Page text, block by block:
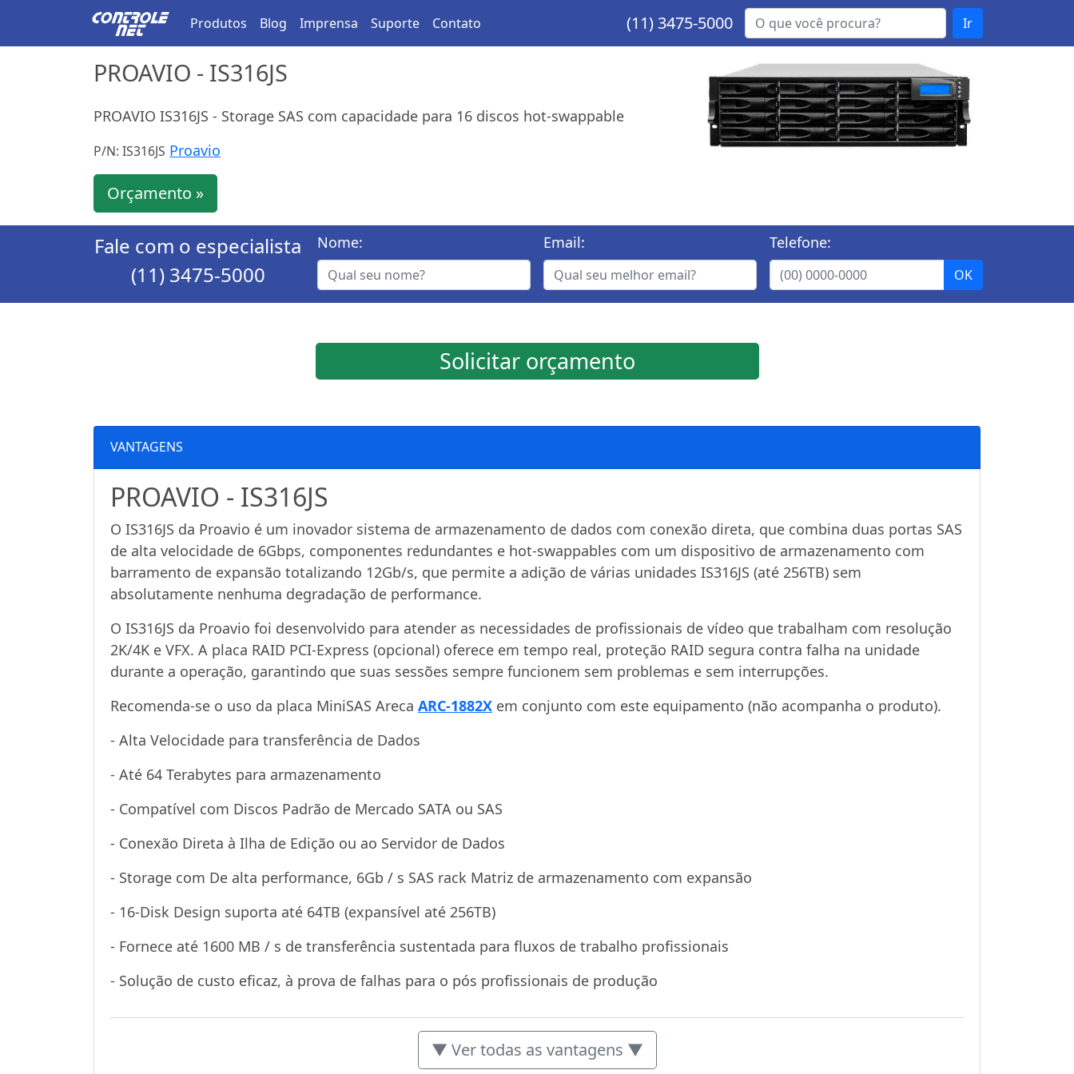
Produtos Blog Imprensa Suporte Contato (11) 3475-5000 Ir
PROAVIO - IS316JS
PROAVIO IS316JS - Storage SAS com capacidade para 16 discos hot-swappable
P/N: IS316JS Proavio
Orçamento »
Fale com o especialista
(11) 3475-5000
Nome: Email: Telefone:
Solicitar orçamento
VANTAGENS
PROAVIO - IS316JS
O IS316JS da Proavio é um inovador sistema de armazenamento de dados com conexão direta, que combina duas portas SAS
de alta velocidade de 6Gbps, componentes redundantes e hot-swappables com um dispositivo de armazenamento com
barramento de expansão totalizando 12Gb/s, que permite a adição de várias unidades IS316JS (até 256TB) sem
absolutamente nenhuma degradação de performance.
O IS316JS da Proavio foi desenvolvido para atender as necessidades de profissionais de vídeo que trabalham com resolução
2K/4K e VFX. A placa RAID PCI-Express (opcional) oferece em tempo real, proteção RAID segura contra falha na unidade
durante a operação, garantindo que suas sessões sempre funcionem sem problemas e sem interrupções.
Recomenda-se o uso da placa MiniSAS Areca ARC-1882X em conjunto com este equipamento (não acompanha o produto).
- Alta Velocidade para transferência de Dados
- Até 64 Terabytes para armazenamento
- Compatível com Discos Padrão de Mercado SATA ou SAS
- Conexão Direta à Ilha de Edição ou ao Servidor de Dados
- Storage com De alta performance, 6Gb / s SAS rack Matriz de armazenamento com expansão
- 16-Disk Design suporta até 64TB (expansível até 256TB)
- Fornece até 1600 MB / s de transferência sustentada para fluxos de trabalho profissionais
- Solução de custo eficaz, à prova de falhas para o pós profissionais de produção
▼ Ver todas as vantagens ▼